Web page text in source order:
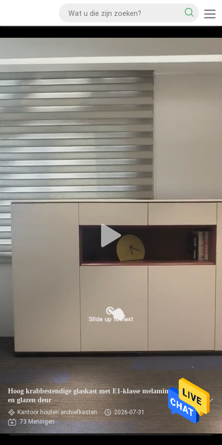
Hoog krabbestendige glaskast met E1-klasse melamine board
en glazen deur
Kantoor houten archiefkasten
2026-07-31
73 Meningen